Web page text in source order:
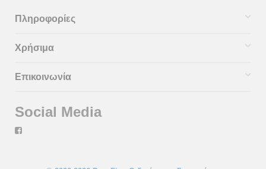
Πληροφορίες
Χρήσιμα
Επικοινωνία
Social Media